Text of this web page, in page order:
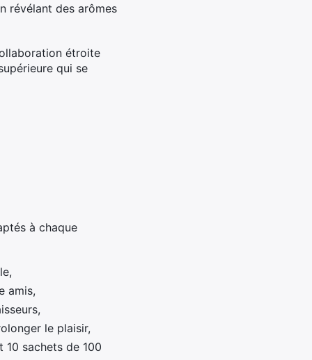
révélant des arômes
étroite
qui se
à chaque
amis,
le plaisir,
sachets de 100